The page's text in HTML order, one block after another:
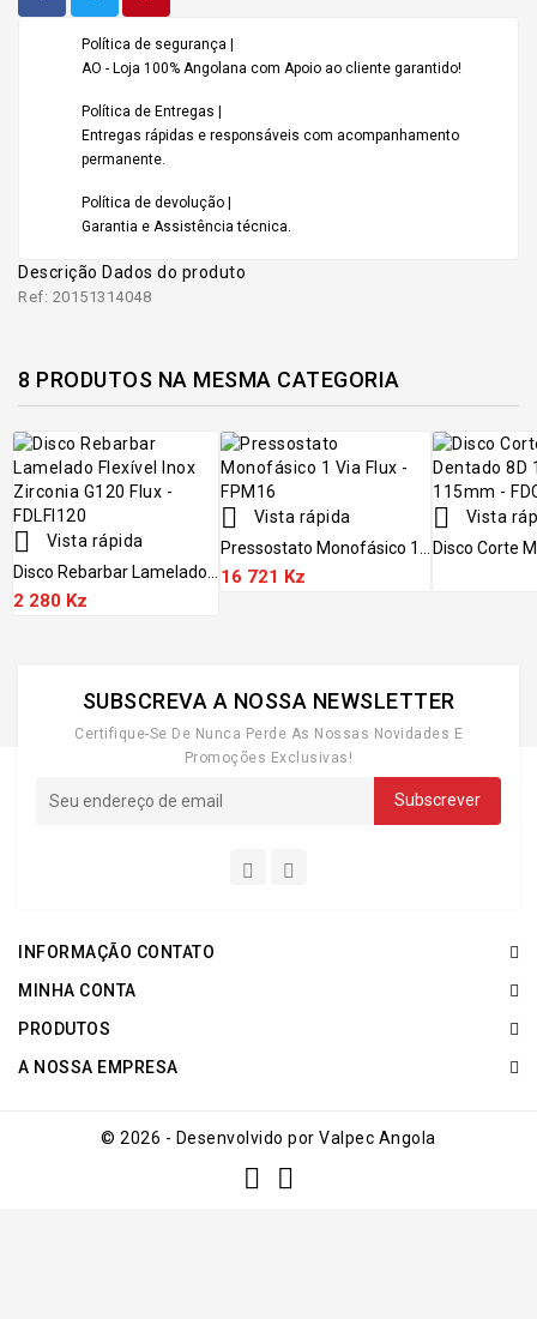
Política de segurança |
AO - Loja 100% Angolana com Apoio ao cliente garantido!
Política de Entregas |
Entregas rápidas e responsáveis com acompanhamento
permanente.
Política de devolução |
Garantia e Assistência técnica.
Descrição Dados do produto
Ref: 20151314048
8 PRODUTOS NA MESMA CATEGORIA

Vista rápida
Disco Rebarbar Lamelado...
2 280 Kz

Vista rápida
Pressostato Monofásico 1...
16 721 Kz

Vista
Disco Corte
SUBSCREVA A NOSSA NEWSLETTER
Certifique-Se De Nunca Perde As Nossas Novidades E
Promoções Exclusivas!
INFORMAÇÃO CONTATO
MINHA CONTA
PRODUTOS
A NOSSA EMPRESA
© 2026 - Desenvolvido por Valpec Angola